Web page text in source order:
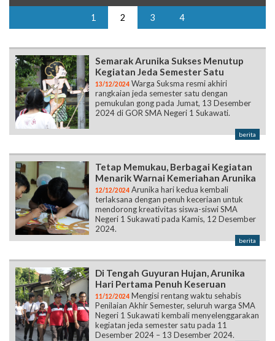
1 2 3 4
Semarak Arunika Sukses Menutup
Kegiatan Jeda Semester Satu
13/12/2024 Warga Suksma resmi akhiri
rangkaian jeda semester satu dengan
pemukulan gong pada Jumat, 13 Desember
2024 di GOR SMA Negeri 1 Sukawati.
berita
Tetap Memukau, Berbagai Kegiatan
Menarik Warnai Kemeriahan Arunika
12/12/2024 Arunika hari kedua kembali
terlaksana dengan penuh keceriaan untuk
mendorong kreativitas siswa-siswi SMA
Negeri 1 Sukawati pada Kamis, 12 Desember
2024.
berita
Di Tengah Guyuran Hujan, Arunika
Hari Pertama Penuh Keseruan
11/12/2024 Mengisi rentang waktu sehabis
Penilaian Akhir Semester, seluruh warga SMA
Negeri 1 Sukawati kembali menyelenggarakan
kegiatan jeda semester satu pada 11
Desember 2024 – 13 Desember 2024.